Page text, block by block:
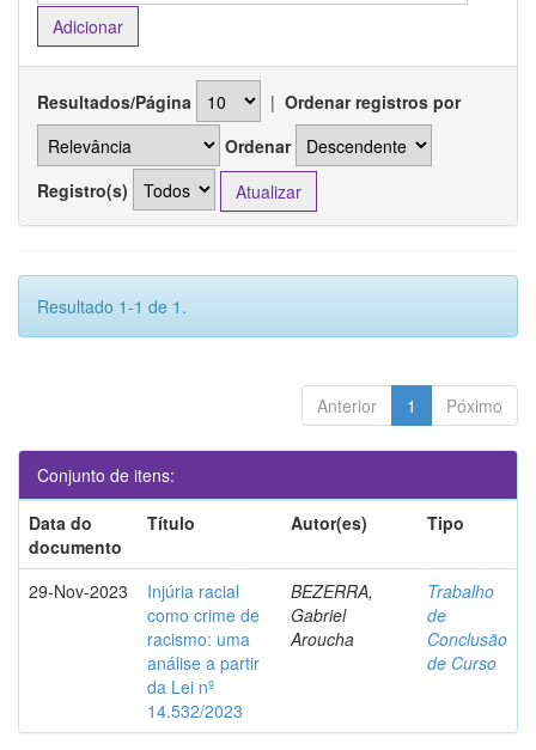
Resultados/Página | Ordenar registros por
Ordenar
Registro(s)
Resultado 1-1 de 1.
Anterior 1 Póximo
Conjunto de itens:
Data do
documento
Título Autor(es) Tipo
29-Nov-2023
Injúria racial
como crime de
racismo: uma
análise a partir
da Lei nº
14.532/2023
BEZERRA,
Gabriel
Aroucha
Trabalho
de
Conclusão
de Curso